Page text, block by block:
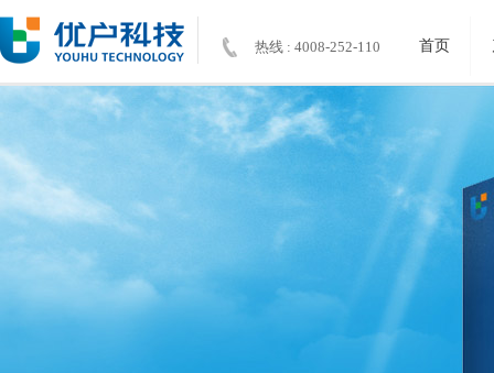
热线 : 4008-252-110 首页